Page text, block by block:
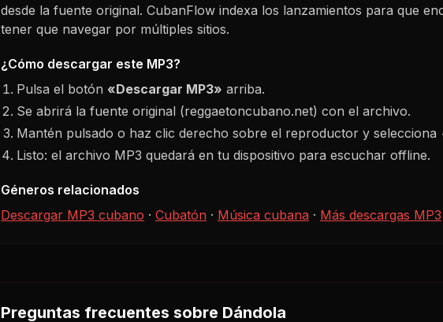
desde la fuente original. CubanFlow indexa los lanzamientos para que
tener que navegar por múltiples sitios.
¿Cómo descargar este MP3?
Pulsa el botón «Descargar MP3» arriba.
Se abrirá la fuente original (reggaetoncubano.net) con el archivo.
Mantén pulsado o haz clic derecho sobre el reproductor y selecciona
Listo: el archivo MP3 quedará en tu dispositivo para escuchar offline.
Géneros relacionados
Descargar MP3 cubano · Cubatón · Música cubana · Más descargas MP3
Preguntas frecuentes sobre Dándola